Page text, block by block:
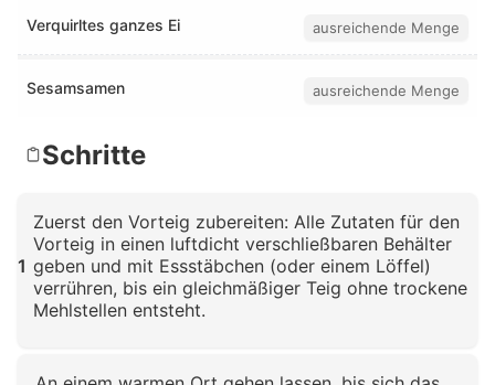
Verquirltes ganzes Ei ausreichende Menge
Sesamsamen ausreichende Menge
Schritte
1
Zuerst den Vorteig zubereiten: Alle Zutaten für den
Vorteig in einen luftdicht verschließbaren Behälter
geben und mit Essstäbchen (oder einem Löffel)
verrühren, bis ein gleichmäßiger Teig ohne trockene
Mehlstellen entsteht.